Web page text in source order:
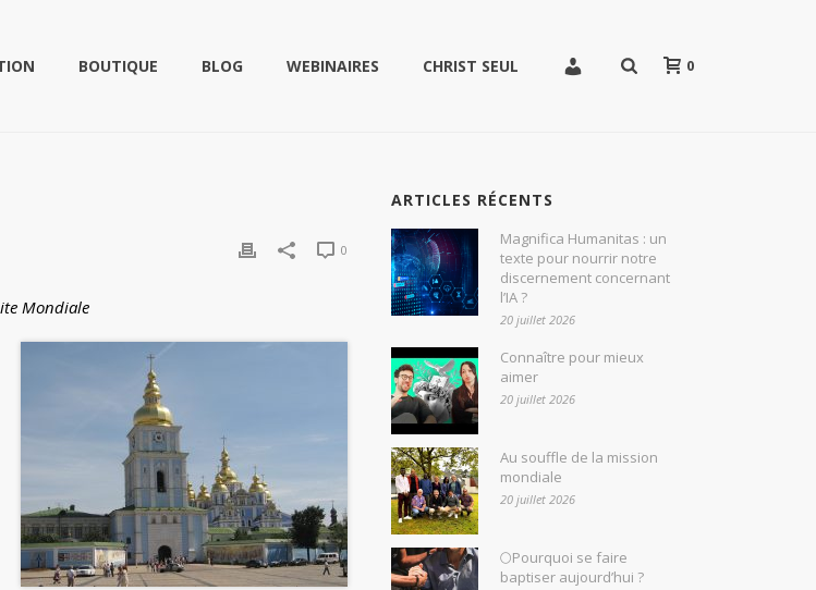
BOUTIQUE BLOG WEBINAIRES CHRIST SEUL 0
0
Mondiale
ARTICLES RÉCENTS
Magnifica Humanitas : un
texte pour nourrir notre
discernement concernant
l’IA ?
20 juillet 2026
Connaître pour mieux
aimer
20 juillet 2026
Au souffle de la mission
mondiale
20 juillet 2026
🌕Pourquoi se faire
baptiser aujourd’hui ?